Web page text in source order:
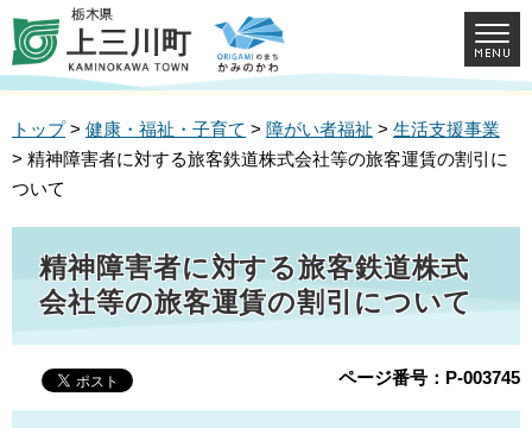
トップ> 健康・福祉・子育て > 障がい者福祉 > 生活支援事業
> 精神障害者に対する旅客鉄道株式会社等の旅客運賃の割引に
ついて
精神障害者に対する旅客鉄道株式
会社等の旅客運賃の割引について
ページ番号：P-003745